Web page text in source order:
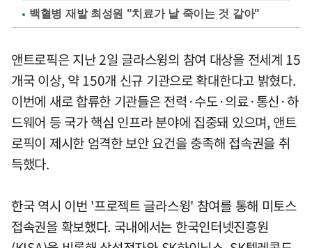
백혈병 재발 최성원 "치료가 날 죽이는 것 같아"
앤트로픽은 지난 2일 글라스윙의 참여 대상을 전세계 15
개국 이상, 약 150개 신규 기관으로 확대한다고 밝혔다.
이번에 새로 합류한 기관들은 전력·수도·의료·통신·하
드웨어 등 국가 핵심 인프라 분야에 집중돼 있으며, 앤트
로픽이 제시한 엄격한 보안 요건을 충족해 접속권을 취
득했다.
한국 역시 이번 '프로젝트 글라스윙' 참여를 통해 미토스
접속권을 확보했다. 국내에서는 한국인터넷진흥원